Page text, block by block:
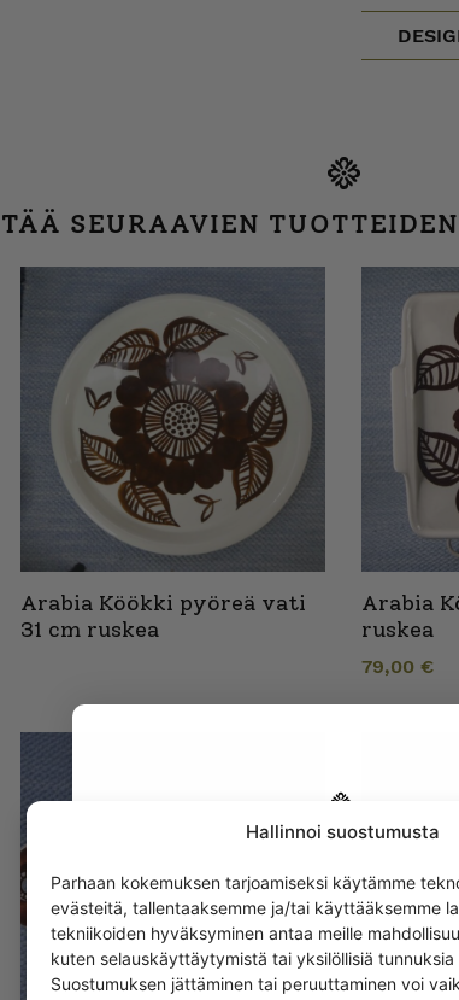
Hallinnoi suostumusta
Parhaan kokemuksen tarjoamiseksi käytämme
evästeitä, tallentaaksemme ja/tai käyttääksemme
tekniikoiden hyväksyminen antaa meille
kuten selauskäyttäytymistä tai yksilöllisiä tunnuksia
Suostumuksen jättäminen tai peruuttaminen voi
SEURAAVIEN
Arabia Köökki pyöreä vati
31 cm ruskea
Arabia
ruskea
79,00 €
Get -5%
off?
Yes! I want the